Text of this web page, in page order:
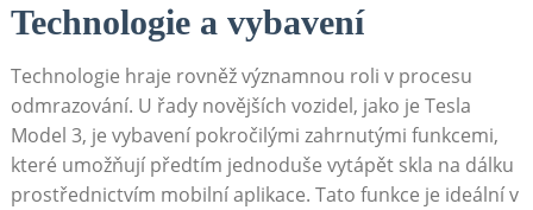
Technologie a‌ vybavení
Technologie hraje rovněž významnou roli v procesu
odmrazování. U řady⁢ novějších vozidel, jako je Tesla
Model 3, je vybavení⁢ pokročilými zahrnutými funkcemi,
které umožňují⁣ předtím jednoduše vytápět⁤ skla na dálku
prostřednictvím mobilní aplikace. Tato funkce je ideální v